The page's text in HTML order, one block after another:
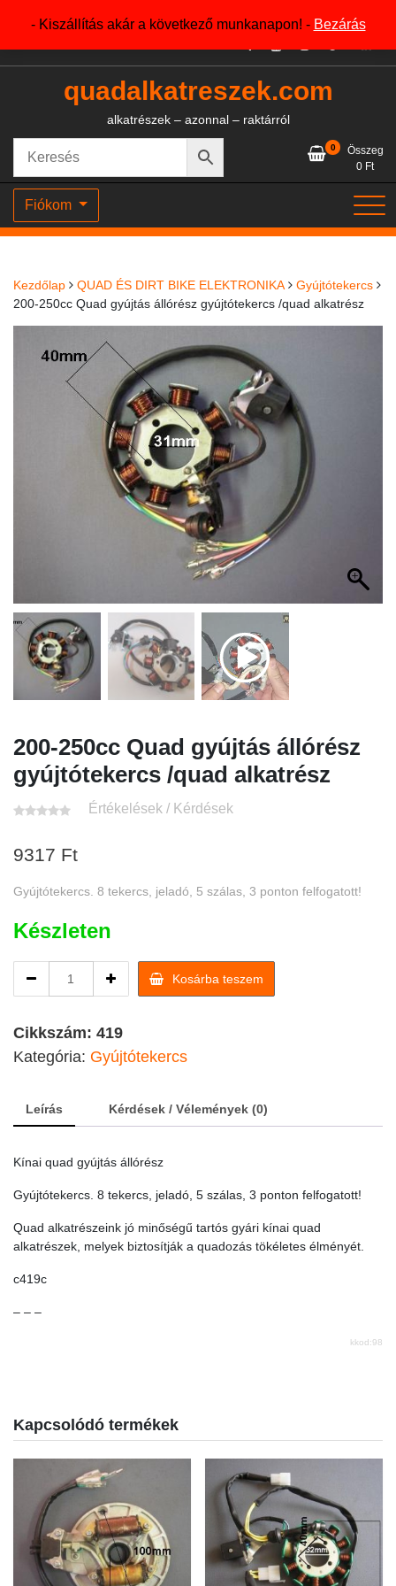
- Kiszállítás akár a következő munkanapon! - Bezárás
+36204327386
quadalkatreszek.com
alkatrészek – azonnal – raktárról
0
Összeg
0 Ft
Fiókom
Kezdőlap QUAD ÉS DIRT BIKE ELEKTRONIKA
Gyújtótekercs
200-250cc Quad gyújtás állórész gyújtótekercs /quad alkatrész
200-250cc Quad gyújtás állórész
gyújtótekercs /quad alkatrész
Értékelések / Kérdések
9317 Ft
Gyújtótekercs. 8 tekercs, jeladó, 5 szálas, 3 ponton felfogatott!
Készleten
250cc
gyújtás
gyújtótekercs
quantity
Kosárba teszem
Cikkszám: 419
Kategória: Gyújtótekercs
Leírás Kérdések / Vélemények (0)
Kínai quad gyújtás állórész
Gyújtótekercs. 8 tekercs, jeladó, 5 szálas, 3 ponton felfogatott!
Quad alkatrészeink jó minőségű tartós gyári kínai quad
alkatrészek, melyek biztosítják a quadozás tökéletes élményét.
c419c
– – –
kkod:98
Kapcsolódó termékek